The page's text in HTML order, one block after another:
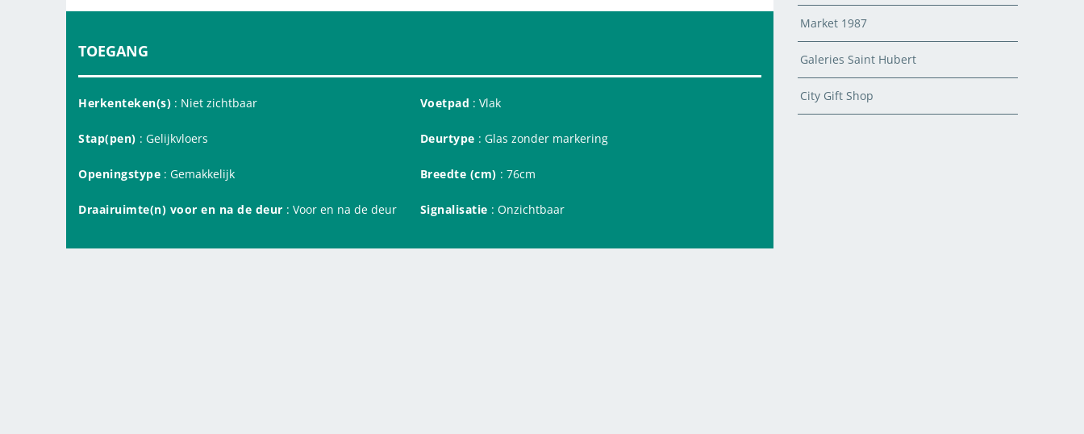
TOEGANG
Herkenteken(s) : Niet zichtbaar Voetpad : Vlak
Stap(pen) : Gelijkvloers Deurtype : Glas zonder markering
Openingstype : Gemakkelijk Breedte (cm) : 76cm
Draairuimte(n) voor en na de deur : Voor en na de deur Signalisatie : Onzichtbaar
Market 1987
Galeries Saint Hubert
City Gift Shop